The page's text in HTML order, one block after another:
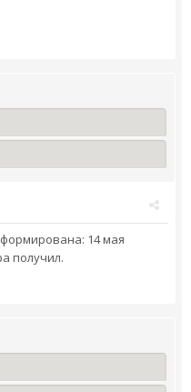
14 мая
получил.